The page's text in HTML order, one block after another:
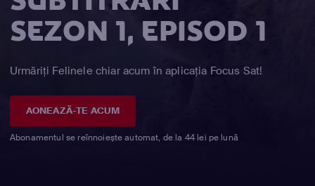
SEZON 1, EPISOD 1
Urmăriți Felinele chiar acum în aplicația Focus Sat!
AONEAZĂ-TE ACUM
Abonamentul se reînnoiește automat, de la 44 lei pe lună